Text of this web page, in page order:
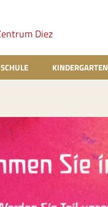
SCHULE KINDERGARTEN